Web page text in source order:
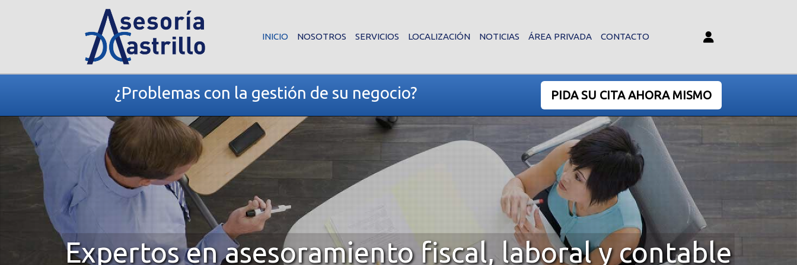
INICIO NOSOTROS SERVICIOS LOCALIZACIÓN NOTICIAS ÁREA PRIVADA CONTACTO
Expertos en asesoramiento fiscal, laboral y contable
¿Problemas con la gestión de su negocio? PIDA SU CITA AHORA MISMO